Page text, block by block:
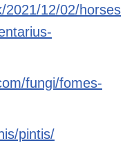
2021/12/02/horses
fungi/fomes-
pintis/